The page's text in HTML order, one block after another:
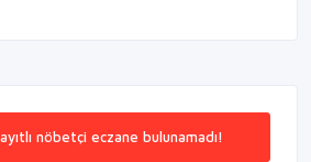
nöbetçi eczane bulunamadı!